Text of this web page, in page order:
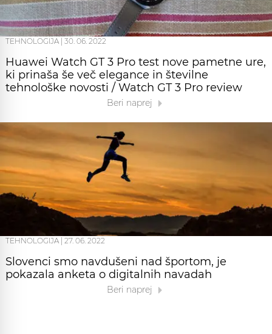
TEHNOLOGIJA 30. 06. 2022
Huawei Watch GT 3 Pro test nove pametne ure,
ki prinaša še več elegance in številne
tehnološke novosti / Watch GT 3 Pro review
Beri naprej
TEHNOLOGIJA 27. 06. 2022
Slovenci smo navdušeni nad športom, je
pokazala anketa o digitalnih navadah
Beri naprej